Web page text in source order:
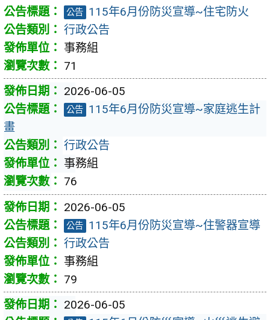
公告 115年6月份防災宣導~住宅防火
行政公告
事務組
71
2026-06-05
公告 115年6月份防災宣導~家庭逃生計
畫
行政公告
事務組
76
2026-06-05
公告 115年6月份防災宣導~住警器宣導
行政公告
事務組
79
2026-06-05